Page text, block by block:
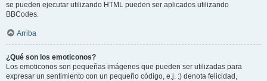
se pueden ejecutar utilizando HTML pueden ser aplicados utilizando
BBCodes.
Arriba
¿Qué son los emoticonos?
Los emoticonos son pequeñas imágenes que pueden ser utilizadas para
expresar un sentimiento con un pequeño código, e.j. :) denota felicidad,